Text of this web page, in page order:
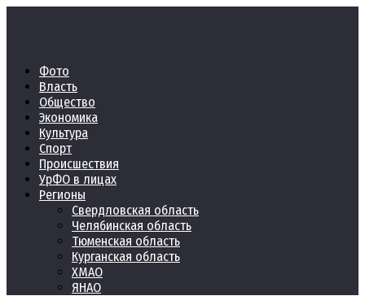
Фото
Власть
Общество
Экономика
Культура
Спорт
Происшествия
УрФО в лицах
Регионы
Свердловская область
Челябинская область
Тюменская область
Курганская область
ХМАО
ЯНАО